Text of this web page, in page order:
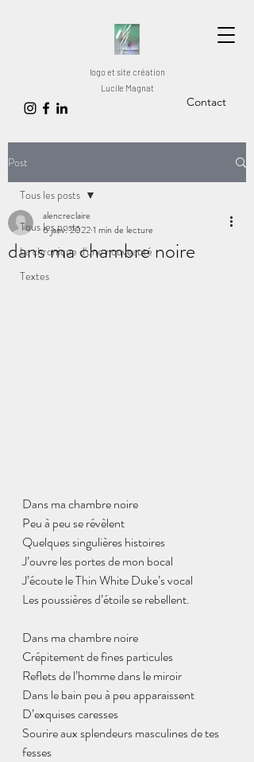
logo et site création
Lucile Magnat
Contact
Post
Tous les posts
La chronique d'une nouveauté
Textes
Tous les posts
dans ma chambre noire
alencreclaire
6 janv. 20221 min de lecture
Dans ma chambre noire
Peu à peu se révèlent
Quelques singulières histoires
J’ouvre les portes de mon bocal
J’écoute le Thin White Duke’s vocal
Les poussières d’étoile se rebellent.
Dans ma chambre noire
Crépitement de fines particules
Reflets de l’homme dans le miroir
Dans le bain peu à peu apparaissent
D’exquises caresses
Sourire aux splendeurs masculines de tes
fesses